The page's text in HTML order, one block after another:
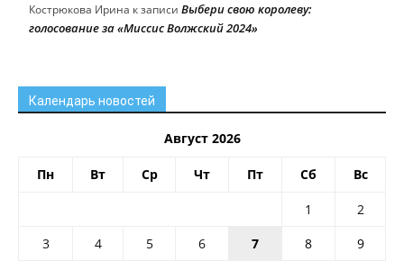
Кострюкова Ирина к записи Выбери свою королеву:
голосование за «Миссис Волжский 2024»
Календарь новостей
Август 2026
Пн Вт Ср Чт Пт Сб Вс
1
2
3
4 5 6 7 8
9